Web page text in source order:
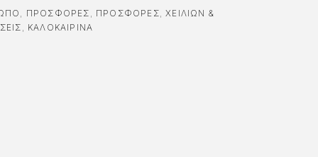
, ΠΡΟΣΦΟΡΈΣ , ΠΡΟΣΦΟΡΈΣ,ΧΕΙΛΙΏΝ &
, ΚΑΛΟΚΑΙΡΙΝΑ